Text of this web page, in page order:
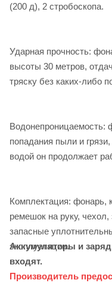
(200 д), 2 стробоскопа.
Ударная прочность:
высоты 30 метров,
тряску без каких-либо
Водонепроницаемость:
попадания пыли и
водой он продолжает
Комплектация: фонарь,
ремешок на руку, чехол,
запасные
эксплуатации.
Аккумуляторы и
входят.
Производитель